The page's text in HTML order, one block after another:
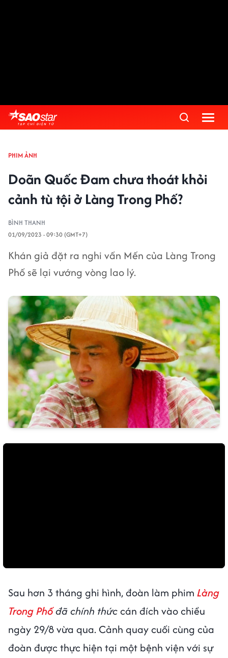
PHIM ẢNH
Doãn Quốc Đam chưa thoát khỏi
cảnh tù tội ở Làng Trong Phố?
BÌNH THANH
01/09/2023 - 09:30 (GMT+7)
Khán giả đặt ra nghi vấn Mến của Làng Trong
Phố sẽ lại vướng vòng lao lý.
Sau hơn 3 tháng ghi hình, đoàn làm phim Làng
Trong Phốđã chính thứccán đích vào chiều
ngày 29/8 vừa qua. Cảnh quay cuối cùng của
đoàn được thực hiện tại một bệnh viện với sự